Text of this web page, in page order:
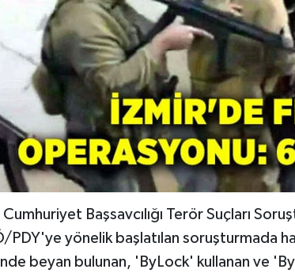
Cumhuriyet Başsavcılığı Terör Suçları
PDY'ye yönelik başlatılan soruşturmada
beyan bulunan, 'ByLock' kullanan ve